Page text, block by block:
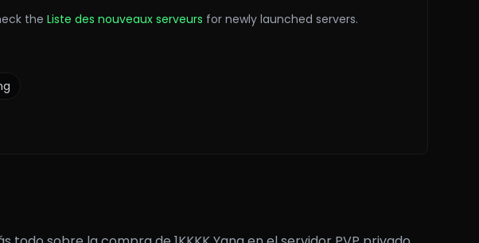
the Liste des nouveaux serveurs for newly launched servers.